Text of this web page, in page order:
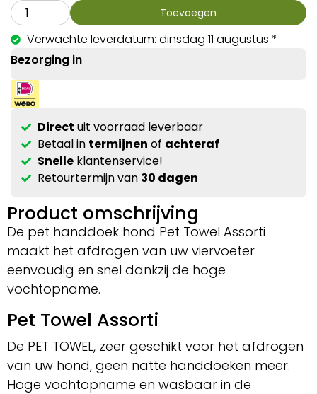
Toevoegen
Verwachte leverdatum: dinsdag 11 augustus *
Bezorging in
Direct uit voorraad leverbaar
Betaal in termijnen of achteraf
Snelleklantenservice!
Retourtermijn van 30 dagen
Product omschrijving
De pet handdoek hond Pet Towel Assorti
maakt het afdrogen van uw viervoeter
eenvoudig en snel dankzij de hoge
vochtopname.
Pet Towel Assorti
De PET TOWEL, zeer geschikt voor het afdrogen
van uw hond, geen natte handdoeken meer.
Hoge vochtopname en wasbaar in de